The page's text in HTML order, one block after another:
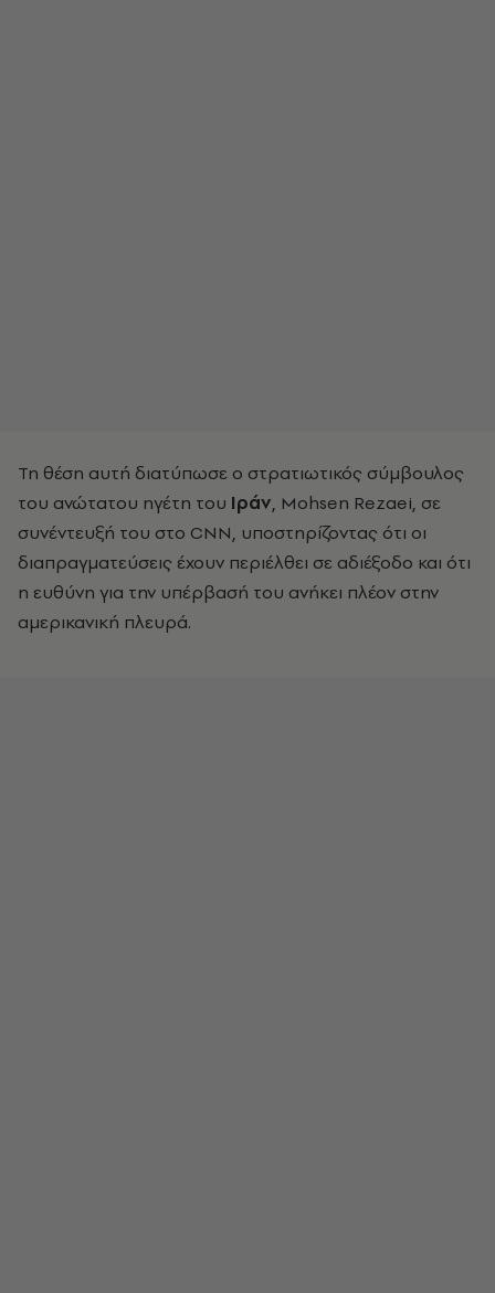
Τη θέση αυτή διατύπωσε ο στρατιωτικός σύμβουλος
του ανώτατου ηγέτη του Ιράν, Mohsen Rezaei, σε
συνέντευξή του στο CNN, υποστηρίζοντας ότι οι
διαπραγματεύσεις έχουν περιέλθει σε αδιέξοδο και ότι
η ευθύνη για την υπέρβασή του ανήκει πλέον στην
αμερικανική πλευρά.